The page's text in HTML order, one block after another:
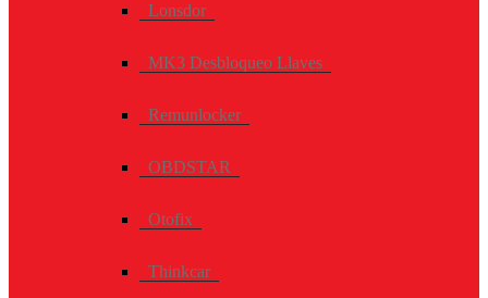
Lonsdor
MK3 Desbloqueo Llaves
Remunlocker
OBDSTAR
Otofix
Thinkcar